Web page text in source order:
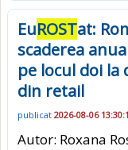
EuROSTat:
scaderea
pe locul doi
din retail
publicat 2026-08-06
Autor: Roxana